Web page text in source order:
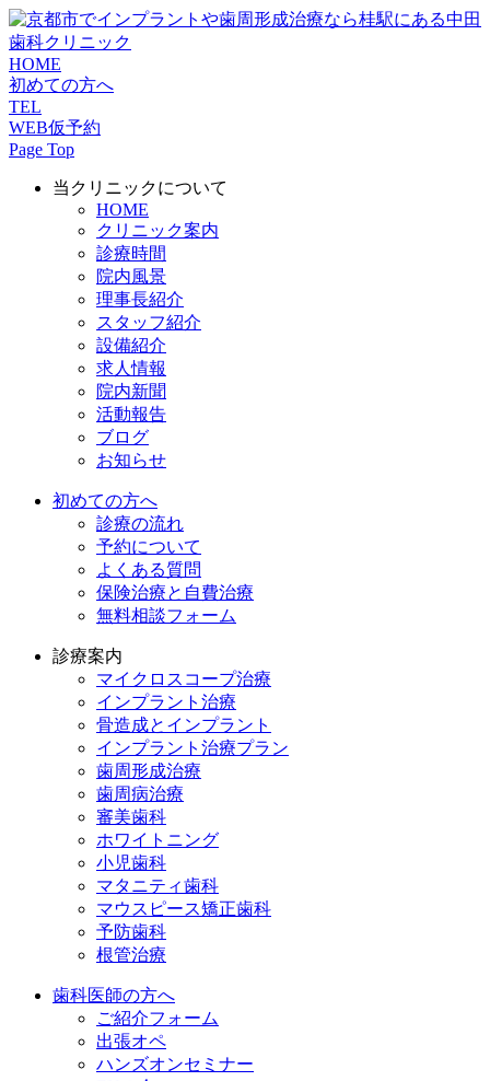
HOME
初めての方へ
TEL
WEB仮予約
Page Top
当クリニックについて
HOME
クリニック案内
診療時間
院内風景
理事長紹介
スタッフ紹介
設備紹介
求人情報
院内新聞
活動報告
ブログ
お知らせ
初めての方へ
診療の流れ
予約について
よくある質問
保険治療と自費治療
無料相談フォーム
診療案内
マイクロスコープ治療
インプラント治療
骨造成とインプラント
インプラント治療プラン
歯周形成治療
歯周病治療
審美歯科
ホワイトニング
小児歯科
マタニティ歯科
マウスピース矯正歯科
予防⻭科
根管治療
歯科医師の方へ
ご紹介フォーム
出張オペ
ハンズオンセミナー